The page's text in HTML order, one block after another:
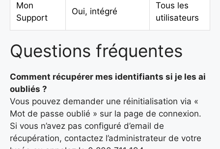
Mon
Support
Oui, intégré
Tous les
utilisateurs
Questions fréquentes
Comment récupérer mes identifiants si je les ai
oubliés ?
Vous pouvez demander une réinitialisation via «
Mot de passe oublié » sur la page de connexion.
Si vous n’avez pas configuré d’email de
récupération, contactez l’administrateur de votre